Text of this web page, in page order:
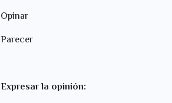
Expresar la opinión: